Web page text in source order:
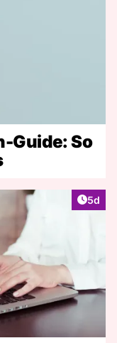
Guide: So
5d